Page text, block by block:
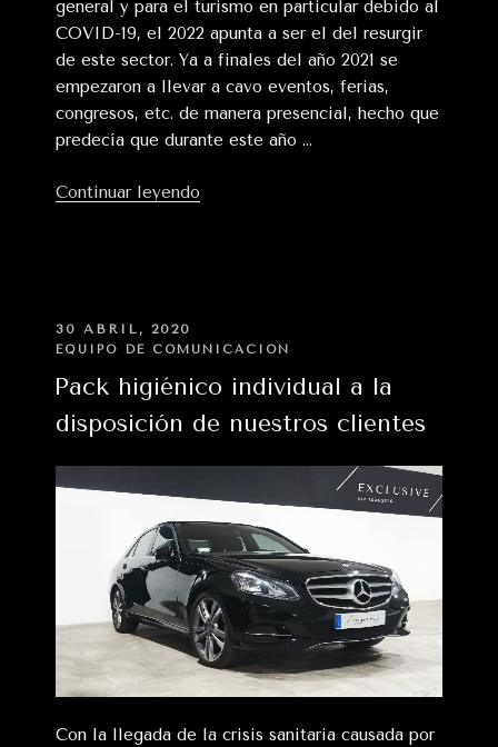
general y para el turismo en particular debido al
COVID-19, el 2022 apunta a ser el del resurgir
de este sector. Ya a finales del año 2021 se
empezaron a llevar a cavo eventos, ferias,
congresos, etc. de manera presencial, hecho que
predecía que durante este año …
Continuar leyendo
PUBLICADO
EN
30 ABRIL, 2020
EQUIPO DE COMUNICACIÓN
Pack higiénico individual a la
disposición de nuestros clientes
Con la llegada de la crisis sanitaria causada por